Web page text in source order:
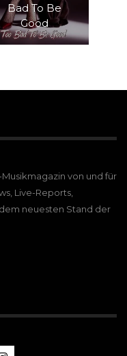
Bad To Be
Good
von und für
Live-Reports,
neuesten Stand der